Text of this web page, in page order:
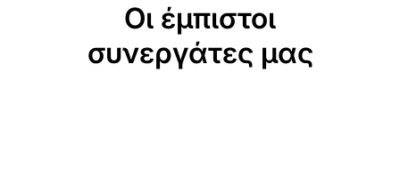
Οι έμπιστοι
συνεργάτες μας